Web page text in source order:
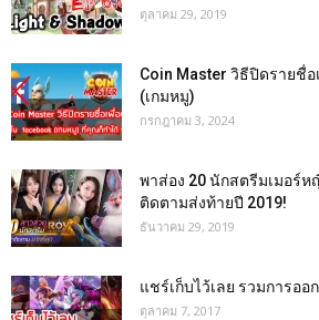
ตุลาคม 29, 2019
Coin Master วิธีปิดรายชื่
(เกมหมู)
กรกฎาคม 3, 2024
พาส่อง 20 นักสตรีมเมอร์ห
ติดตามส่งท้ายปี 2019!
ธันวาคม 29, 2019
แชร์เก็บไว้เลย รวมการออ
ตุลาคม 7, 2017